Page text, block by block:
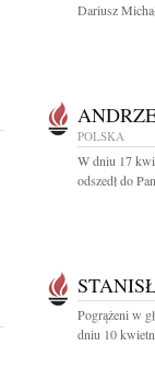
Dariusz
POLSKA
W dniu 17
odszedł do
Pogrążeni w
dniu 10